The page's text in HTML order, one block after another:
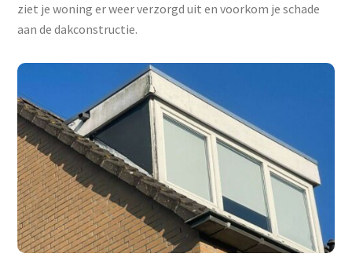
ziet je woning er weer verzorgd uit en voorkom je schade
aan de dakconstructie.